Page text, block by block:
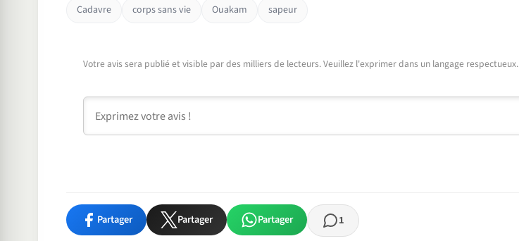
Cadavre corps sans vie Ouakam sapeur
Votre avis sera publié et visible par des milliers de lecteurs. Veuillez l'exprimer dans un langage respectueux.
Partager Partager Partager 1